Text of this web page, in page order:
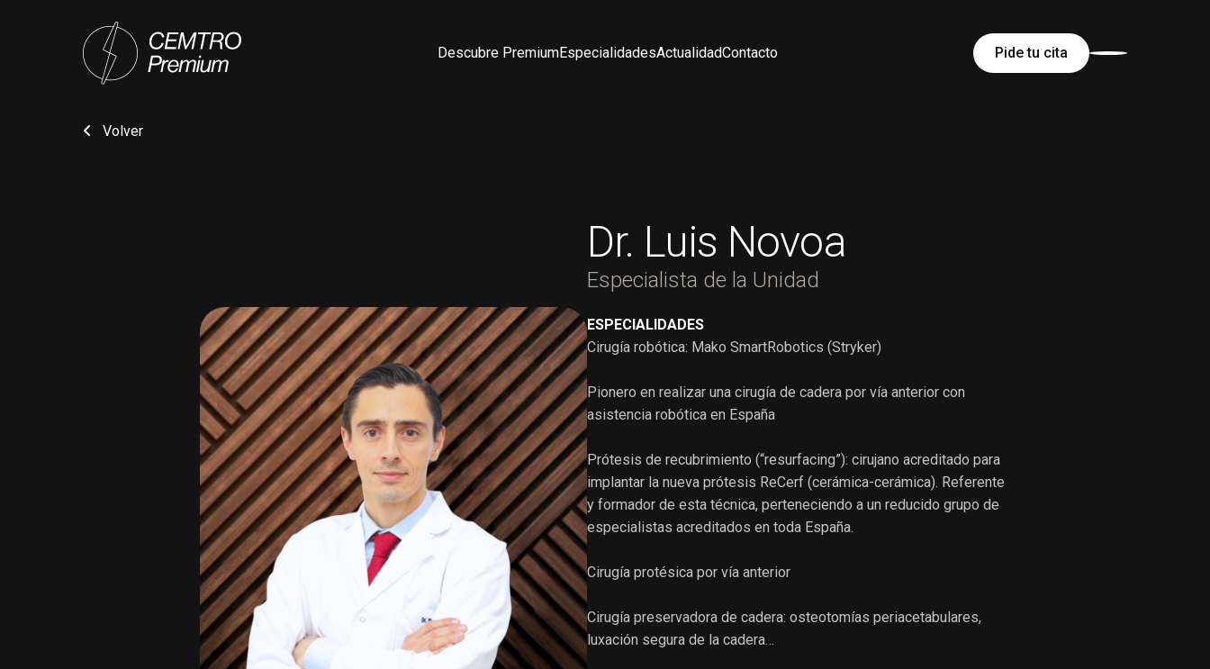
Descubre PremiumEspecialidadesActualidadContacto Pide tu cita
Volver
Dr. Luis Novoa
Especialista de la Unidad
ESPECIALIDADES
Cirugía robótica: Mako SmartRobotics (Stryker)
Pionero en realizar una cirugía de cadera por vía anterior con
asistencia robótica en España
Prótesis de recubrimiento (“resurfacing”): cirujano acreditado para
implantar la nueva prótesis ReCerf (cerámica-cerámica). Referente
y formador de esta técnica, perteneciendo a un reducido grupo de
especialistas acreditados en toda España.
Cirugía protésica por vía anterior
Cirugía preservadora de cadera: osteotomías periacetabulares,
luxación segura de la cadera…